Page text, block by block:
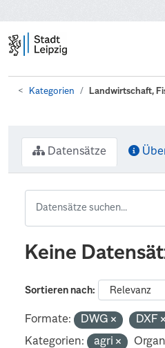
Kategorien Landwirtschaft,
Datensätze
Keine
Sortieren nach
Formate: DWG DXF
Kategorien:
agri